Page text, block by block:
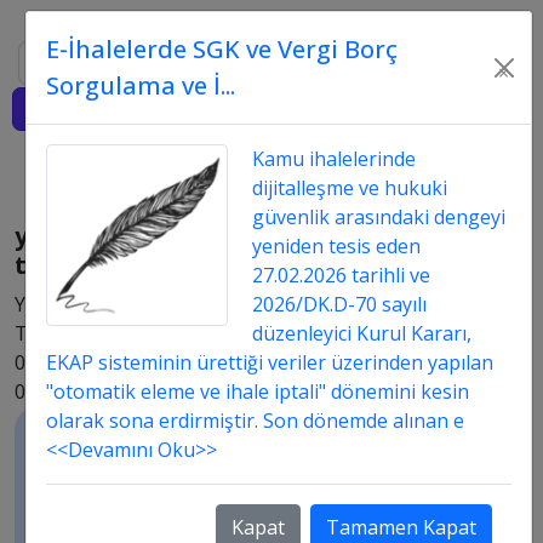
Ara
yasaklılık
teyidi
Yayın
Tarih:
09.06.2016
03:06
Özet
Merhaba
E-İhalelerde SGK ve Vergi Borç
Sorgulama ve İ...
×
Kamu ihalelerinde
dijitalleşme ve hukuki
güvenlik arasındaki dengeyi
yeniden tesis eden
27.02.2026 tarihli ve
2026/DK.D-70 sayılı
düzenleyici Kurul Kararı,
EKAP sisteminin ürettiği veriler üzerinden yapılan
"otomatik eleme ve ihale iptali" dönemini kesin
olarak sona erdirmiştir. Son dönemde alınan e
<<Devamını Oku>>
Kapat Tamamen Kapat